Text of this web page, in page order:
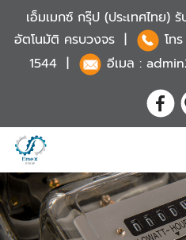
เอ็มเมกซ์ กรุ๊ป (ประเทศไทย)
อัตโนมัติ ครบวงจร |
โท
1544| อีเมล :